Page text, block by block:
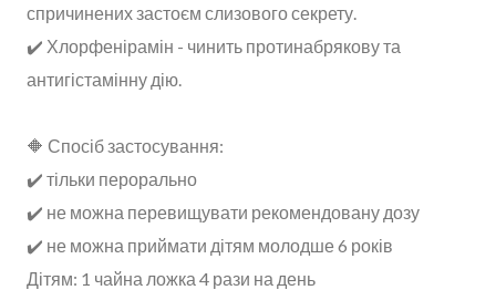
спричинених застоєм слизового секрету.
✔️ Хлорфенірамін - чинить протинабрякову та
антигістамінну дію.
🔶 Спосіб застосування:
✔️ тільки перорально
✔️ не можна перевищувати рекомендовану дозу
✔️ не можна приймати дітям молодше 6 років
Дітям: 1 чайна ложка 4 рази на день